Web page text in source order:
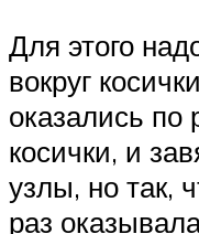
Для этого
вокруг
оказались по
косички, и
узлы, но так,
раз